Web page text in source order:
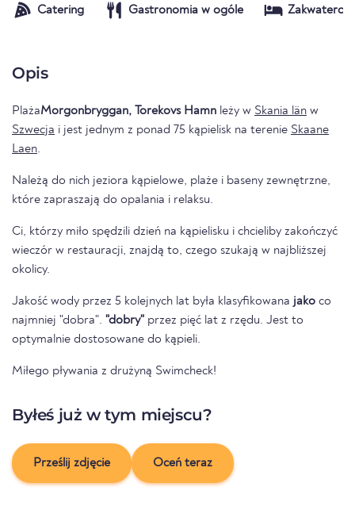
Catering Gastronomia w ogóle
Opis
PlażaMorgonbryggan, Torekovs Hamn leży w Skania län w
Szwecja i jest jednym z ponad 75 kąpielisk na terenie Skaane
Laen.
Należą do nich jeziora kąpielowe, plaże i baseny zewnętrzne,
które zapraszają do opalania i relaksu.
Ci, którzy miło spędzili dzień na kąpielisku i chcieliby zakończyć
wieczór w restauracji, znajdą to, czego szukają w najbliższej
okolicy.
Jakość wody przez 5 kolejnych lat była klasyfikowana jako co
najmniej "dobra". "dobry" przez pięć lat z rzędu. Jest to
optymalnie dostosowane do kąpieli.
Miłego pływania z drużyną Swimcheck!
Byłeś już w tym miejscu?
Prześlij zdjęcie Oceń teraz